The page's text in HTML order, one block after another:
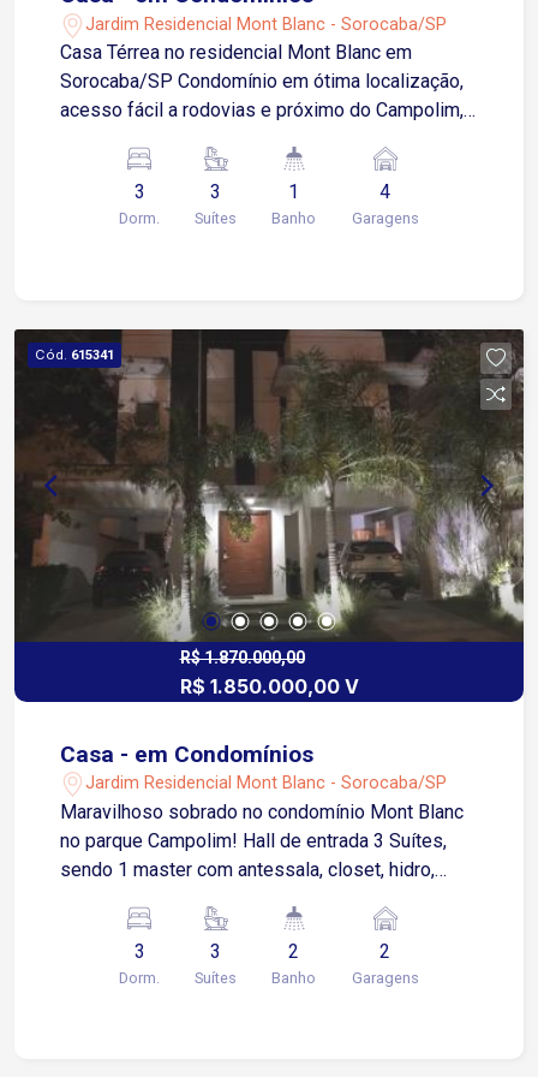
Jardim Residencial Mont Blanc - Sorocaba/SP
Casa Térrea no residencial Mont Blanc em
Sorocaba/SP Condomínio em ótima localização,
acesso fácil a rodovias e próximo do Campolim,
outros atrativos. 03 suítes, sendo 01 com closet
sala para 02 ambientes, com pé direito alto
cozinha estilo americana lavabo espaço gourmet,
3
Dorm.
3
Suítes
1
Banho
4
Garagens
Cód. 615341
R$ 1.870.000,00
R$ 1.850.000,00 V
Casa - em Condomínios
Jardim Residencial Mont Blanc - Sorocaba/SP
Maravilhoso sobrado no condomínio Mont Blanc
no parque Campolim! Hall de entrada 3 Suítes,
sendo 1 master com antessala, closet, hidro,
chuveiros e sacada Sala 2 ambientes com lareira
ecológica Escada moderna em vidro Lavabo
Escritório Cozinha ampla com armários
3
Dorm.
3
Suítes
2
Banho
2
Garagens